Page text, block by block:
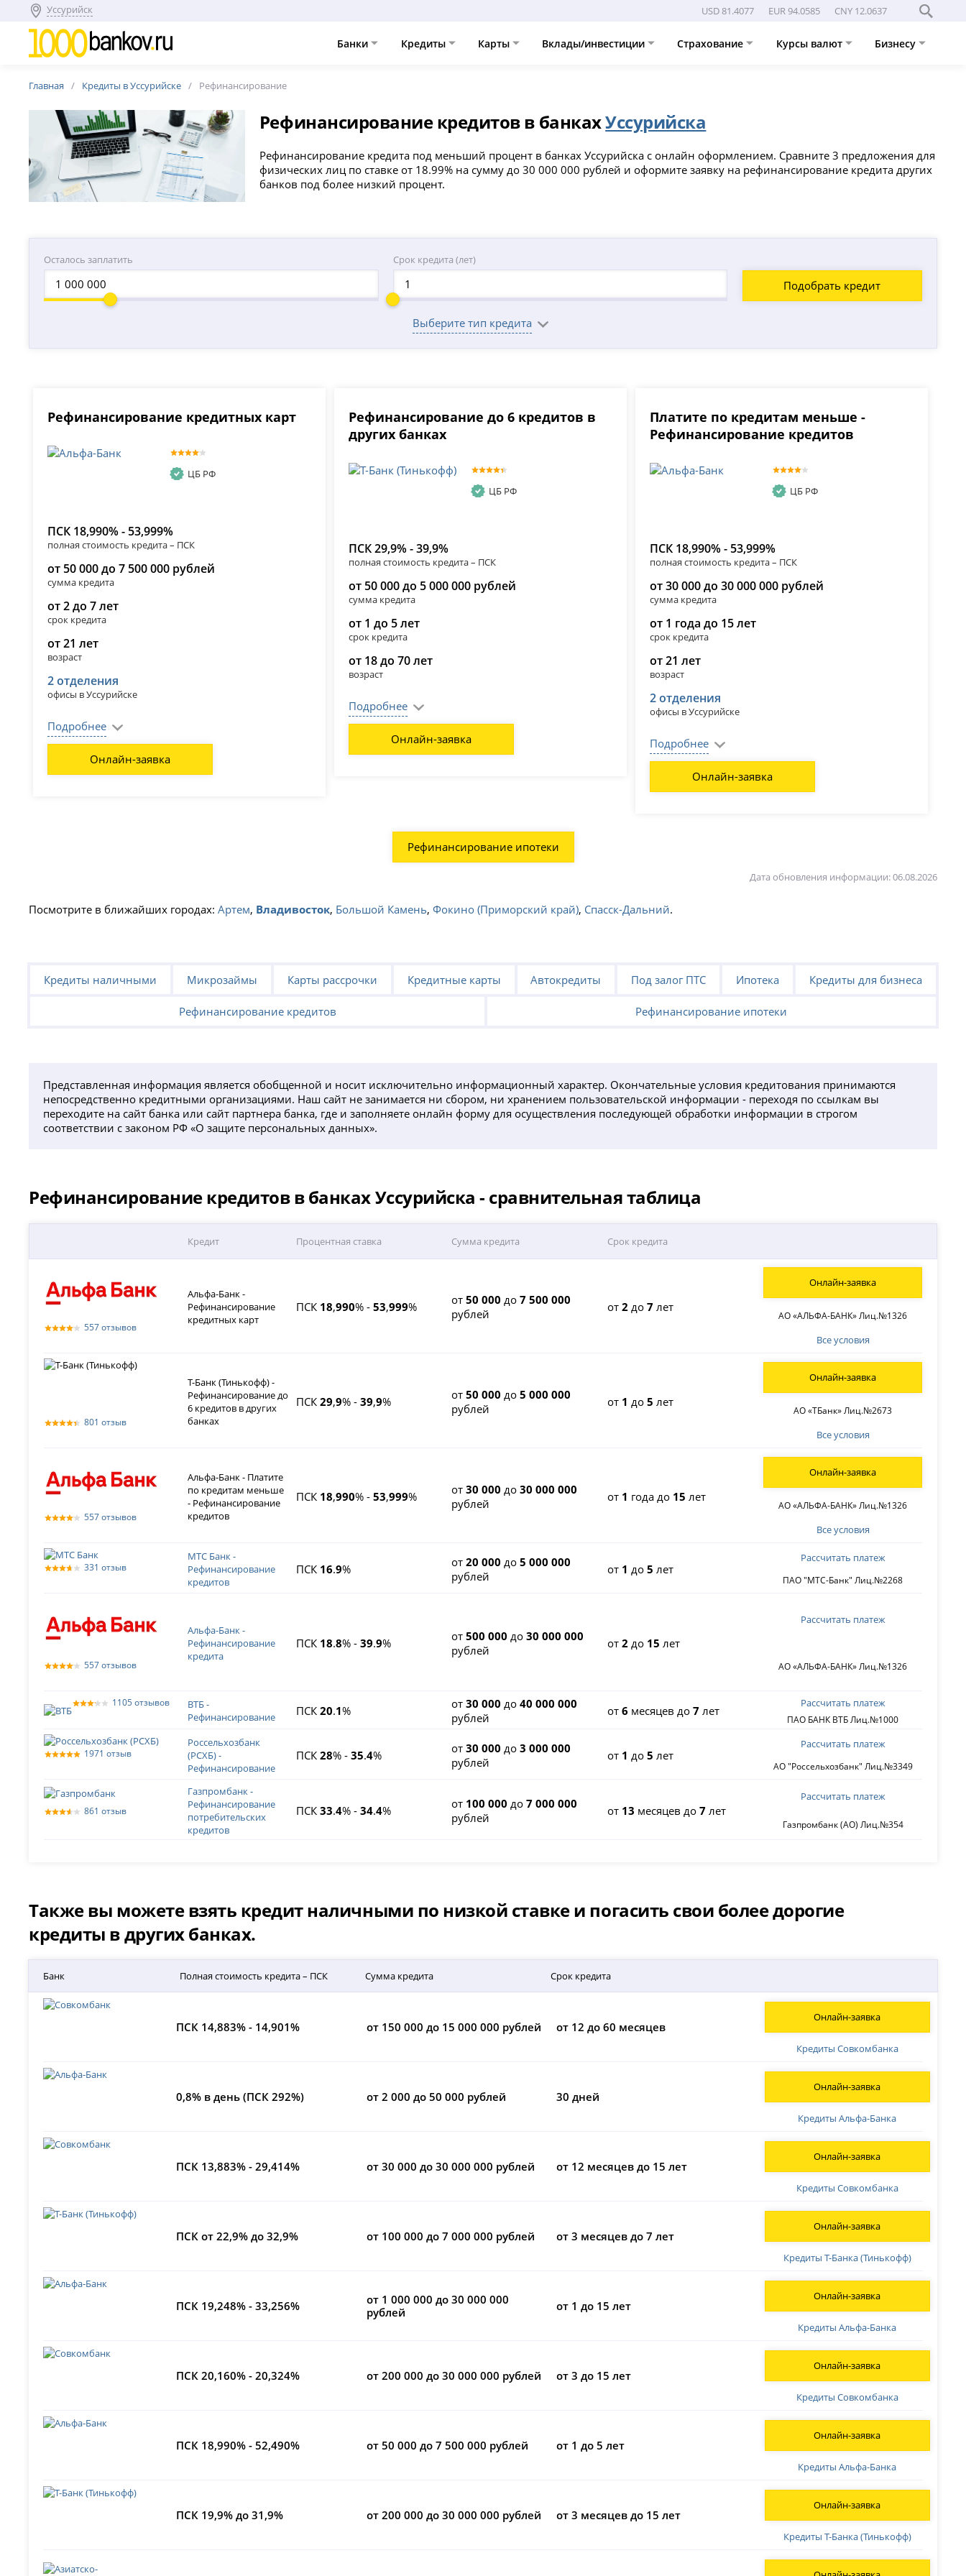
Уссурийск USD 81.4077 EUR 94.0585 CNY 12.0637
Банки Кредиты Карты Вклады/инвестиции Страхование Курсы валют Бизнесу
Главная Кредиты в Уссурийске Рефинансирование
Рефинансирование кредитов в банкахУссурийска
Рефинансирование кредита под меньший процент в банках Уссурийска с онлайн оформлением. Сравните 3 предложения для
физических лиц по ставке от 18.99% на сумму до 30 000 000 рублей и оформите заявку на рефинансирование кредита других
банков под более низкий процент.
Осталось заплатить Срок кредита (лет)
Подобрать кредит
Выберите тип кредита
Рефинансирование кредитных карт
ЦБ РФ
ПСК 18,990% - 53,999%
полная стоимость кредита – ПСК
от 50 000 до 7 500 000 рублей
сумма кредита
от 2 до 7 лет
срок кредита
от 21 лет
возраст
2 отделения
офисы в Уссурийске
Подробнее
Онлайн-заявка
Рефинансирование до 6 кредитов в
других банках
ЦБ РФ
ПСК 29,9% - 39,9%
полная стоимость кредита – ПСК
от 50 000 до 5 000 000 рублей
сумма кредита
от 1 до 5 лет
срок кредита
от 18 до 70 лет
возраст
Подробнее
Онлайн-заявка
Платите по кредитам меньше -
Рефинансирование кредитов
ЦБ РФ
ПСК 18,990% - 53,999%
полная стоимость кредита – ПСК
от 30 000 до 30 000 000 рублей
сумма кредита
от 1 года до 15 лет
срок кредита
от 21 лет
возраст
2 отделения
офисы в Уссурийске
Подробнее
Онлайн-заявка
Рефинансирование ипотеки
Дата обновления информации: 06.08.2026
Посмотрите в ближайших городах:Артем, Владивосток, Большой Камень,Фокино (Приморский край), Спасск-Дальний.
Кредиты наличными Микрозаймы Карты рассрочки Кредитные карты Автокредиты Под залог ПТС Ипотека Кредиты для бизнеса
Рефинансирование кредитов Рефинансирование ипотеки
Представленная информация является обобщенной и носит исключительно информационный характер. Окончательные условия кредитования принимаются
непосредственно кредитными организациями. Наш сайт не занимается ни сбором, ни хранением пользовательской информации - переходя по ссылкам вы
переходите на сайт банка или сайт партнера банка, где и заполняете онлайн форму для осуществления последующей обработки информации в строгом
соответствии с законом РФ «О защите персональных данных».
Рефинансирование кредитов в банках Уссурийска - сравнительная таблица
Кредит Процентная ставка Сумма кредита Срок кредита
557 отзывов
Альфа-Банк -
Рефинансирование
кредитных карт
ПСК 18,990% - 53,999% от50 000 до7 500 000
рублей
от2 до7 лет
Все условия
АО «АЛЬФА-БАНК» Лиц.№1326
Онлайн-заявка
801 отзыв
Т-Банк (Тинькофф) -
Рефинансирование до
6 кредитов в других
банках
ПСК 29,9% - 39,9% от50 000 до5 000 000
рублей
от 1 до5 лет
Все условия
АО «ТБанк» Лиц.№2673
Онлайн-заявка
557 отзывов
Альфа-Банк - Платите
по кредитам меньше
- Рефинансирование
кредитов
ПСК 18,990% - 53,999% от30 000 до30 000 000
рублей
от 1 года до 15 лет
Все условия
АО «АЛЬФА-БАНК» Лиц.№1326
Онлайн-заявка
331 отзыв
МТС Банк -
Рефинансирование
кредитов
ПСК 16.9% от20 000 до5 000 000
рублей
от 1 до5 лет
ПАО "МТС-Банк" Лиц.№2268
Рассчитать платеж
557 отзывов
Альфа-Банк -
Рефинансирование
кредита
ПСК 18.8% - 39.9% от500 000 до30 000 000
рублей
от2 до 15 лет
АО «АЛЬФА-БАНК» Лиц.№1326
Рассчитать платеж
1105 отзывов
ВТБ -
Рефинансирование
ПСК 20.1% от30 000 до40 000 000
рублей
от6 месяцев до7 лет
ПАО БАНК ВТБ Лиц.№1000
Рассчитать платеж
1971 отзыв
Россельхозбанк
(РСХБ) -
Рефинансирование
ПСК 28% - 35.4% от30 000 до3 000 000
рублей
от 1 до5 лет
АО "Россельхозбанк" Лиц.№3349
Рассчитать платеж
861 отзыв
Газпромбанк -
Рефинансирование
потребительских
кредитов
ПСК 33.4% - 34.4% от 100 000 до7 000 000
рублей
от 13 месяцев до7 лет
Газпромбанк (АО) Лиц.№354
Рассчитать платеж
Также вы можете взять кредит наличными по низкой ставке и погасить свои более дорогие
кредиты в других банках.
Банк Полная стоимость кредита – ПСК Сумма кредита Срок кредита
ПСК 14,883% - 14,901% от 150 000 до 15 000 000 рублей от 12 до 60 месяцев
Онлайн-заявка
Кредиты Совкомбанка
0,8% в день (ПСК 292%) от 2 000 до 50 000 рублей 30 дней
Онлайн-заявка
Кредиты Альфа-Банка
ПСК 13,883% - 29,414% от 30 000 до 30 000 000 рублей от 12 месяцев до 15 лет
Онлайн-заявка
Кредиты Совкомбанка
ПСК от 22,9% до 32,9% от 100 000 до 7 000 000 рублей от 3 месяцев до 7 лет
Онлайн-заявка
Кредиты Т-Банка (Тинькофф)
ПСК 19,248% - 33,256%
от 1 000 000 до 30 000 000
рублей
от 1 до 15 лет
Онлайн-заявка
Кредиты Альфа-Банка
ПСК 20,160% - 20,324% от 200 000 до 30 000 000 рублей от 3 до 15 лет
Онлайн-заявка
Кредиты Совкомбанка
ПСК 18,990% - 52,490% от 50 000 до 7 500 000 рублей от 1 до 5 лет
Онлайн-заявка
Кредиты Альфа-Банка
ПСК 19,9% до 31,9% от 200 000 до 30 000 000 рублей от 3 месяцев до 15 лет
Онлайн-заявка
Кредиты Т-Банка (Тинькофф)